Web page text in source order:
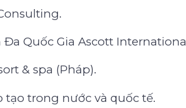
Quốc Gia Ascott
& spa (Pháp).
tạo trong nước và quốc tế.